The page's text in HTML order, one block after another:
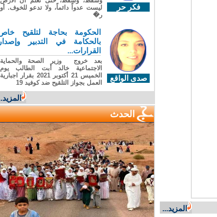
المزيد...
فكر حر
ليست عدواً دائماً، ولا تدعو للخوف. أو
ر�
صدى الواقع
الحكومة بحاجة لتلقيح خاص
بالحكامة في التدبير وإصدار
القرارات...
بعد خروج وزير الصحة والحماية
الاجتماعية خالد أبت الطالب يوم
الخميس 21 أكتوبر 2021 بقرار اجبارية
العمل بجواز التلقيح ضد كوفيد 19
المزيد...
الحدث